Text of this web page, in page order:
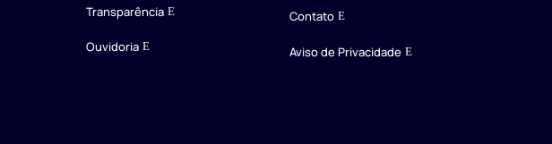
Transparência
Ouvidoria
Contato
Aviso de Privacidade